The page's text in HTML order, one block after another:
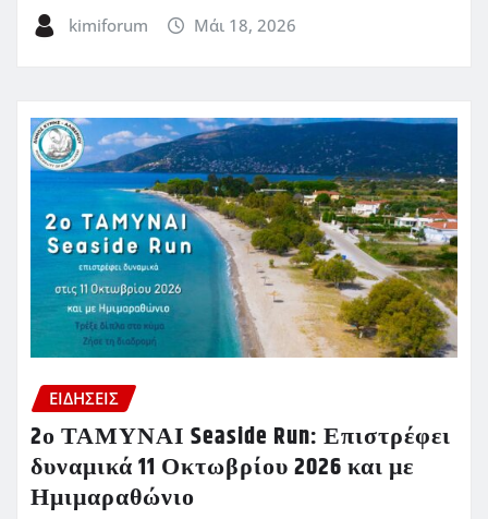
kimiforum Μάι 18, 2026
ΕΙΔΗΣΕΙΣ
2ο ΤΑΜΥΝΑΙ Seaside Run: Επιστρέφει
δυναμικά 11 Οκτωβρίου 2026 και με
Ημιμαραθώνιο